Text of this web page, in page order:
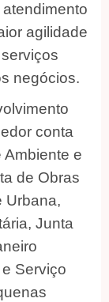
agilidade
negócios.
conta
e
de Obras
Urbana,
Junta
Serviço